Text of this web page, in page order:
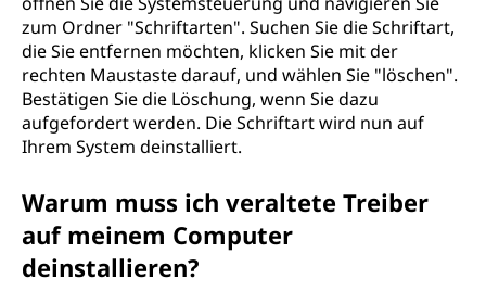
zum Ordner "Schriftarten". Suchen Sie die Schriftart,
die Sie entfernen möchten, klicken Sie mit der
rechten Maustaste darauf, und wählen Sie "löschen".
Bestätigen Sie die Löschung, wenn Sie dazu
aufgefordert werden. Die Schriftart wird nun auf
Ihrem System deinstalliert.
Warum muss ich veraltete Treiber
auf meinem Computer
deinstallieren?